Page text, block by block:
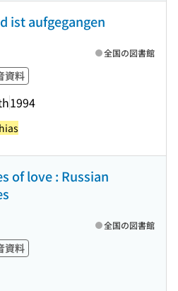
ist aufgegangen
資料
1994
全国の図書館
of love : Russian
資料
全国の図書館